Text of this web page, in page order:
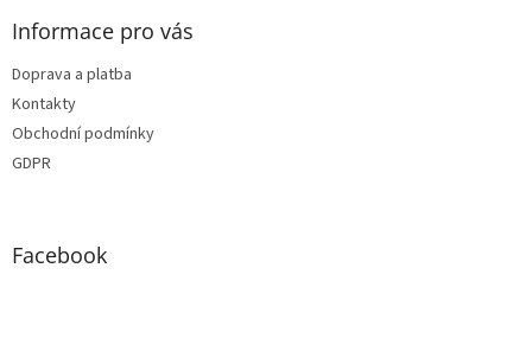
Informace pro vás
Doprava a platba
Kontakty
Obchodní podmínky
GDPR
Facebook